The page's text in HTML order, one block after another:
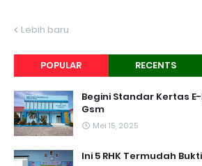
Lebih baru
POPULAR RECENTS
Begini Standar Kertas
Gsm
Mei 15, 2025
Ini 5 RHK Termudah